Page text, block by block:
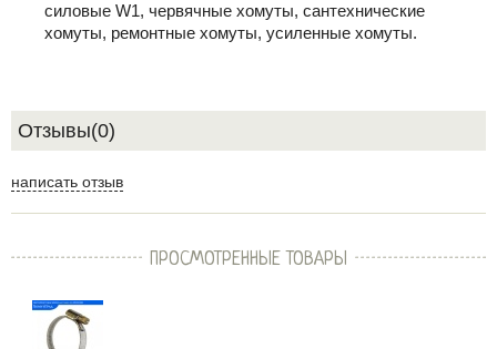
силовые W1, червячные хомуты, сантехнические
хомуты, ремонтные хомуты, усиленные хомуты.
Отзывы(0)
написать отзыв
ПРОСМОТРЕННЫЕ ТОВАРЫ